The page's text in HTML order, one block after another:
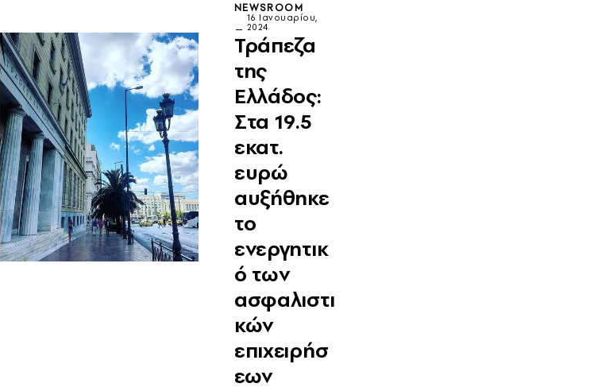
NEWSROOM
16 Ιανουαρίου,
2024
Τράπεζα
της
Ελλάδος:
Στα 19.5
εκατ.
ευρώ
αυξήθηκε
το
ενεργητικ
ό των
ασφαλιστι
κών
επιχειρήσ
εων